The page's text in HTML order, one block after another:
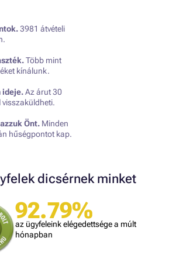
3981 átvételi
Több mint
kínálunk.
ideje.Az árut 30
visszaküldheti.
Önt. Minden
hűségpontot kap.
dicsérnek minket
92.79%
az ügyfeleink elégedettsége a múlt
hónapban